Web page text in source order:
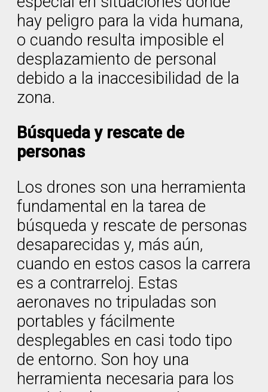
hay peligro para la vida humana,
o cuando resulta imposible el
desplazamiento de personal
debido a la inaccesibilidad de la
zona.
Búsqueda y rescate de
personas
Los drones son una herramienta
fundamental en la tarea de
búsqueda y rescate de personas
desaparecidas y, más aún,
cuando en estos casos la carrera
es a contrarreloj. Estas
aeronaves no tripuladas son
portables y fácilmente
desplegables en casi todo tipo
de entorno. Son hoy una
herramienta necesaria para los